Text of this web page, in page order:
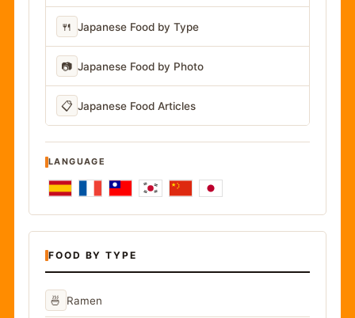
🍴 Japanese Food by Type
📷 Japanese Food by Photo
📋 Japanese Food Articles
LANGUAGE
FOOD BY TYPE
🍜 Ramen